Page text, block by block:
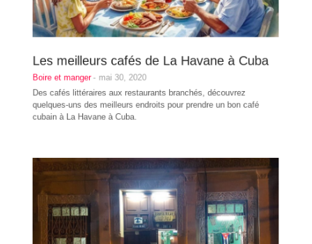
Les meilleurs cafés de La Havane à Cuba
Boire et manger
mai 30, 2020
Des cafés littéraires aux restaurants branchés, découvrez
quelques-uns des meilleurs endroits pour prendre un bon café